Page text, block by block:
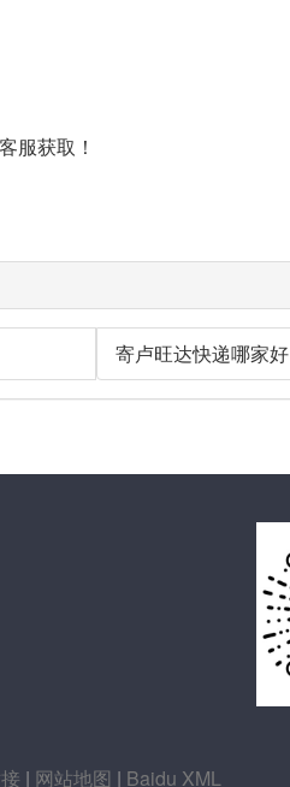
服获取！
寄卢旺达快递哪家好
| 网站地图 | Baidu XML